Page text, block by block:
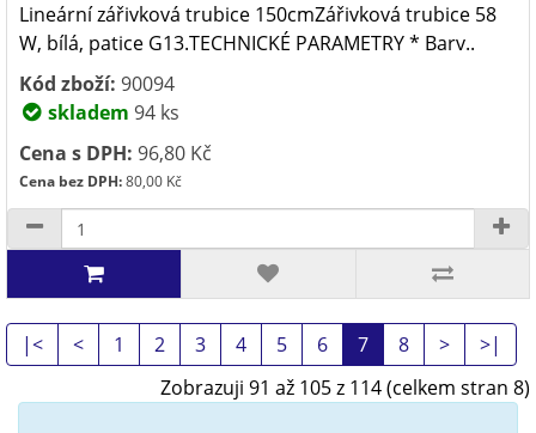
Lineární zářivková trubice 150cmZářivková trubice 58
W, bílá, patice G13.TECHNICKÉ PARAMETRY * Barv..
Kód zboží: 90094
skladem 94 ks
Cena s DPH: 96,80 Kč
Cena bez DPH:80,00 Kč
|< < 1 2 3 4 5 6 7 8 >
>|
Zobrazuji 91 až 105 z 114 (celkem stran 8)